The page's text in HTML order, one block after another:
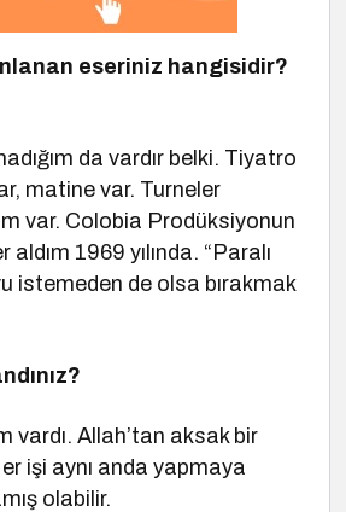
eseriniz hangisidir?
da vardır belki. Tiyatro
matine var. Turneler
var. Colobia Prodüksiyonun
1969 yılında. “Paralı
istemeden de olsa bırakmak
vardı. Allah’tan aksak bir
işi aynı anda yapmaya
olabilir.